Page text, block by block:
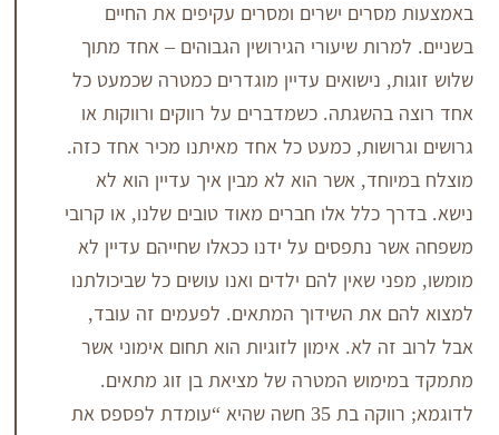
ישרים ומסרים עקיפים את החיים
שיעורי הגירושין הגבוהים – אחד מתוך
נישואים עדיין מוגדרים כמטרה שכמעט כל
כשמדברים על רווקים ורווקות או
כמעט כל אחד מאיתנו מכיר אחד כזה.
אשר הוא לא מבין איך עדיין הוא לא
כלל אלו חברים מאוד טובים שלנו, או קרובי
על ידנו ככאלו שחייהם עדיין לא
שאין להם ילדים ואנו עושים כל שביכולתנו
את השידוך המתאים. לפעמים זה עובד,
לא. אימון לזוגיות הוא תחום אימוני אשר
המטרה של מציאת בן זוג מתאים.
לדוגמא; רווקה בת 35 חשה שהיא “עומדת לפספס את